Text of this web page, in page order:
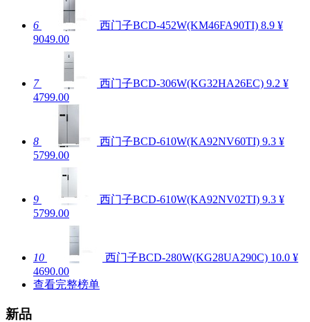
6 西门子BCD-452W(KM46FA90TI) 8.9 ¥
9049.00
7 西门子BCD-306W(KG32HA26EC) 9.2 ¥
4799.00
8 西门子BCD-610W(KA92NV60TI) 9.3 ¥
5799.00
9 西门子BCD-610W(KA92NV02TI) 9.3 ¥
5799.00
10 西门子BCD-280W(KG28UA290C) 10.0 ¥
4690.00
查看完整榜单
新品